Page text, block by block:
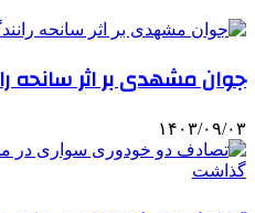
جوان مشهدی بر اثر سانحه
۱۴۰۳/۰۹/۰۳